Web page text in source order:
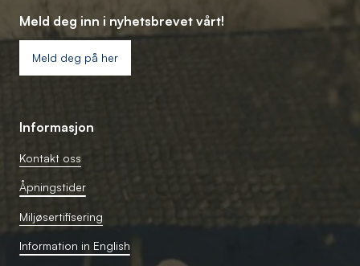
Meld deg inn i nyhetsbrevet vårt!
Meld deg på her
Informasjon
Kontakt oss
Åpningstider
Miljøsertifisering
Information in English